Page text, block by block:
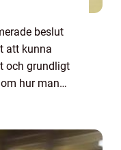
beslut
att kunna
och grundligt
hur man